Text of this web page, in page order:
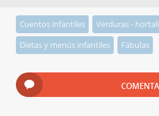
Cuentos infantiles
Verduras -
Dietas y menús infantiles
Fábulas